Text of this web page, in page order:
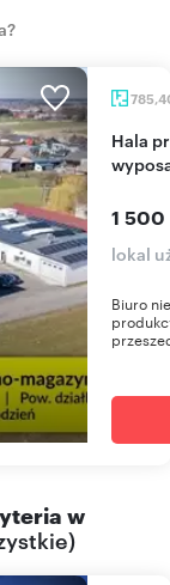
Hala produkcyjno-magazynowa z nowoczesnym
1 500
lokal
Biuro
w
)